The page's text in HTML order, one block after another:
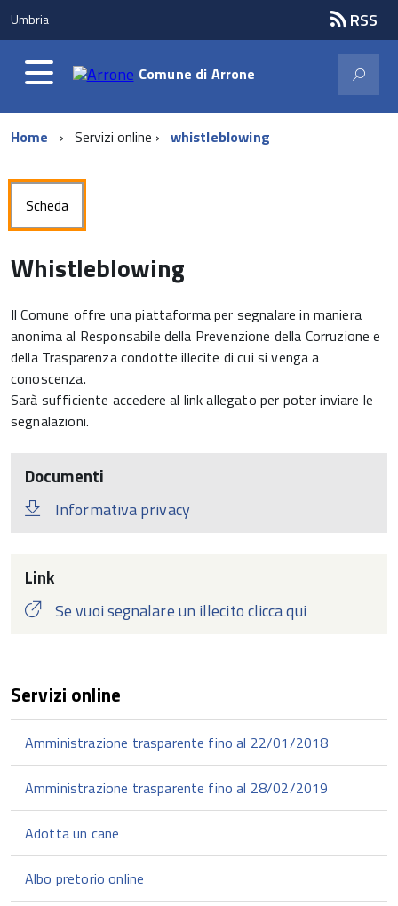
Umbria RSS
Comune di Arrone
Home Servizi online whistleblowing
Scheda
Whistleblowing
Il Comune offre una piattaforma per segnalare in maniera
anonima al Responsabile della Prevenzione della Corruzione e
della Trasparenza condotte illecite di cui si venga a
conoscenza.
Sarà sufficiente accedere al link allegato per poter inviare le
segnalazioni.
Documenti
Informativa privacy
Link
Se vuoi segnalare un illecito clicca qui
Servizi online
Amministrazione trasparente fino al 22/01/2018
Amministrazione trasparente fino al 28/02/2019
Adotta un cane
Albo pretorio online